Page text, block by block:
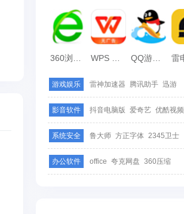
游戏娱乐 雷神加速器 腾讯助手 迅游
影音软件 抖音电脑版 爱奇艺 优酷视频
系统安全 鲁大师 方正字体 2345卫士
办公软件 office 夸克网盘 360压缩